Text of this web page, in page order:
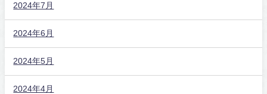
2024年7月
2024年6月
2024年5月
2024年4月